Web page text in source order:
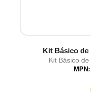
Kit Básico de
Kit Básico
MPN: